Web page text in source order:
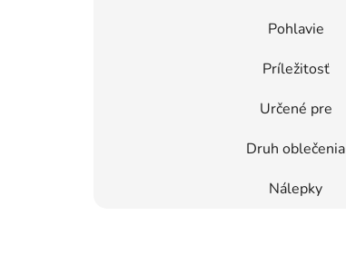
Pohlavie
Príležitosť
Určené pre
Druh oblečenia
Nálepky